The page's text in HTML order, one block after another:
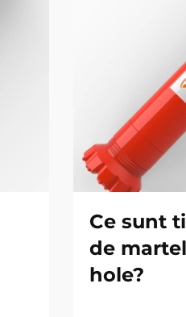
Ce sunt
de
hole?